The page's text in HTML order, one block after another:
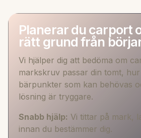
Planerar du carport
rätt grund från
Vi hjälper dig att bedöma om
markskruv passar din tomt, hur
bärpunkter som kan behövas
lösning är tryggare.
Snabb hjälp: Vi tittar på mark,
innan du bestämmer dig.